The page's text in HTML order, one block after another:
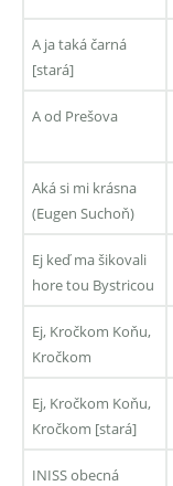
A ja taká čarná
[stará]
A od Prešova
Aká si mi krásna
(Eugen Suchoň)
Ej keď ma šikovali
hore tou Bystricou
Ej, Kročkom Koňu,
Kročkom
Ej, Kročkom Koňu,
Kročkom [stará]
INISS obecná